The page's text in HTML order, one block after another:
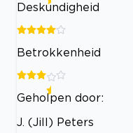
Deskundigheid
Betrokkenheid
Geholpen door:
J. (Jill) Peters